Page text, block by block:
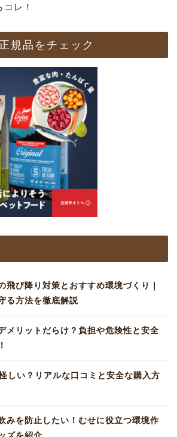
レ！
規品をチェック
飛び降り対策とおすすめ環境づくり｜
る方法を徹底解説
メリットだらけ？負担や危険性と安全
しい？リアルな口コミと安全な購入方
みを防止したい！むせに役立つ環境作